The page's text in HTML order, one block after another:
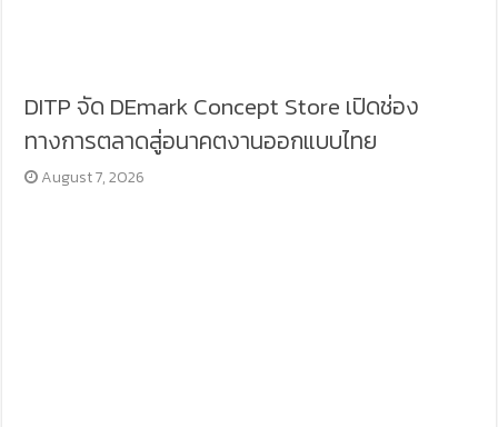
DITP จัด DEmark Concept Store เปิดช่อง
ทางการตลาดสู่อนาคตงานออกแบบไทย
August 7, 2026